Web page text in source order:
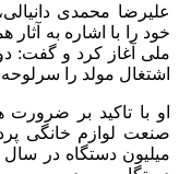
علیرضا محمدی
خود را با اشاره به
ملی آغاز کرد و گفت:
اشتغال مولد را
او با تاکید بر